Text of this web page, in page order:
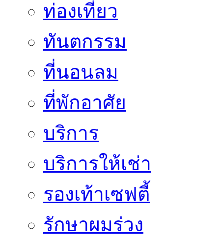
ท่องเที่ยว
ทันตกรรม
ที่นอนลม
ที่พักอาศัย
บริการ
บริการให้เช่า
รองเท้าเซฟตี้
รักษาผมร่วง